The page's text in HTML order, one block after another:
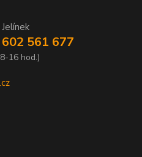
561 677
16 hod.)